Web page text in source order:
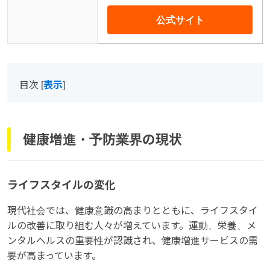
公式サイト
目次 [表示]
健康増進・予防業界の現状
ライフスタイルの変化
現代社会では、健康意識の高まりとともに、ライフスタイ
ルの改善に取り組む人々が増えています。運動、栄養、メ
ンタルヘルスの重要性が認識され、健康増進サービスの需
要が高まっています。